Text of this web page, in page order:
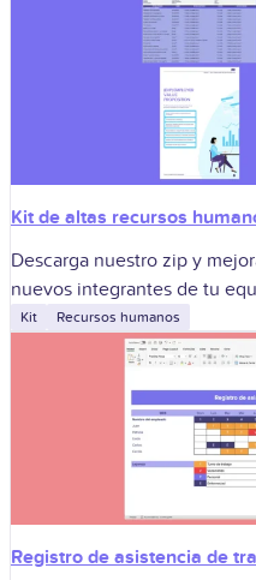
Kit de altas recursos
Descarga nuestro zip y
nuevos integrantes de tu
Kit Recursos humanos
Registro de asistencia de